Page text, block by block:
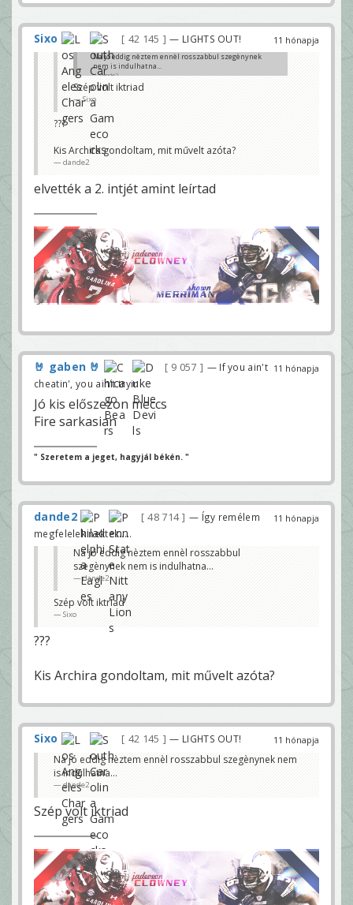
11 hónapja
Sixo 42 145 — LIGHTS OUT!
Na jó eddig nèztem ennèl rosszabbul szegènynek
nem is indulhatna...
dande2
Szép volt iktriad
Sixo
???
Kis Archira gondoltam, mit művelt azóta?
dande2
elvették a 2. intjét amint leírtad
11 hónapja
🤘 gaben 🤘 9 057
— If you ain't
cheatin', you ain't tryin'
Jó kis előszezon meccs
Fire sarkasian
" Szeretem a jeget, hagyjál békén. "
11 hónapja
dande2 48 714
— Így remélem
megfelelek nektek.....
Na jó eddig nèztem ennèl rosszabbul
szegènynek nem is indulhatna...
dande2
Szép volt iktriad
Sixo
???
Kis Archira gondoltam, mit művelt azóta?
11 hónapja
Sixo 42 145 — LIGHTS OUT!
Na jó eddig nèztem ennèl rosszabbul szegènynek nem
is indulhatna...
dande2
Szép volt iktriad